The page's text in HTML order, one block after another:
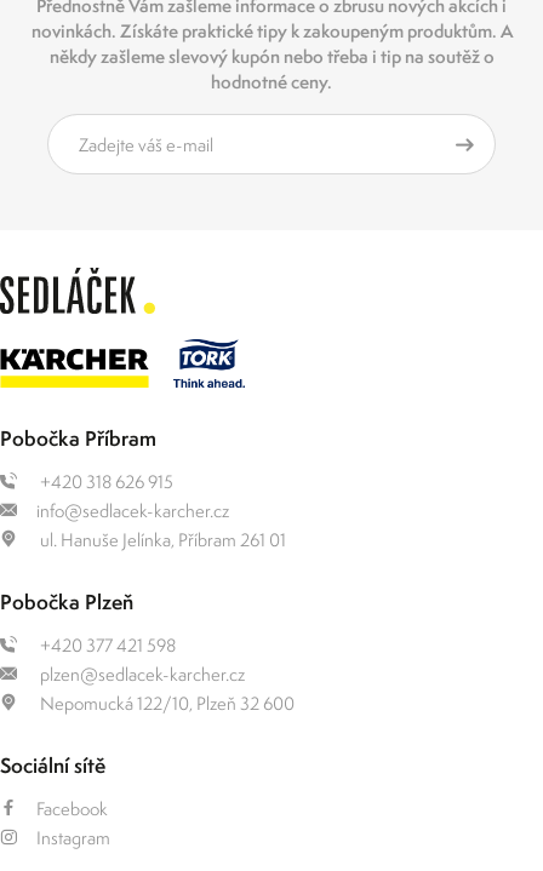
Přednostně Vám zašleme informace o zbrusu nových akcích i
novinkách. Získáte praktické tipy k zakoupeným produktům. A
někdy zašleme slevový kupón nebo třeba i tip na soutěž o
hodnotné ceny.
Pobočka Příbram
+420 318 626 915
info@sedlacek-karcher.cz
ul. Hanuše Jelínka, Příbram 261 01
Pobočka Plzeň
+420 377 421 598
plzen@sedlacek-karcher.cz
Nepomucká 122/10, Plzeň 32 600
Sociální sítě
Facebook
Instagram